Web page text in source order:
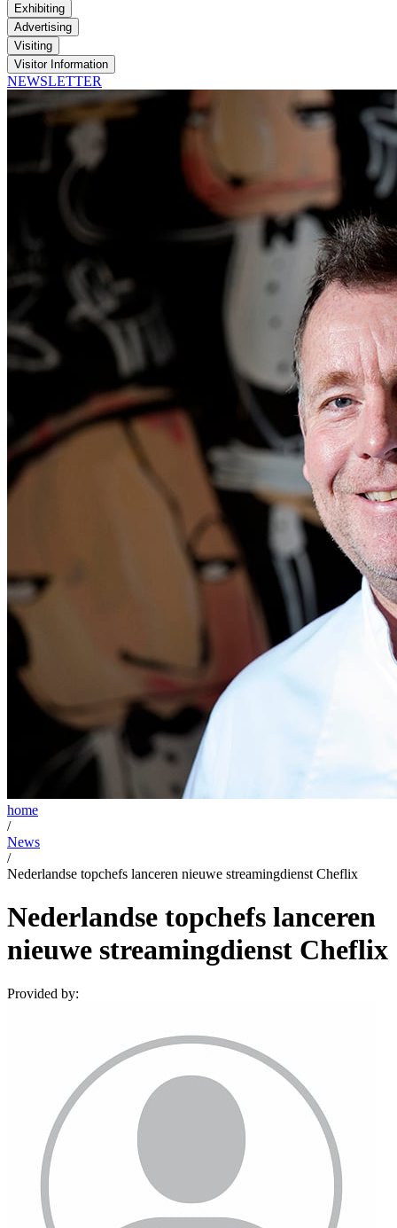
Exhibiting
Advertising
Visiting
Visitor Information
NEWSLETTER
home
/
News
/
Nederlandse topchefs lanceren nieuwe streamingdienst Cheflix
Nederlandse topchefs lanceren
nieuwe streamingdienst Cheflix
Provided by: